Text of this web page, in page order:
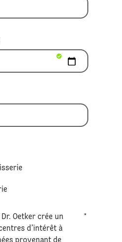
Oetker crée un
d’intérêt à
*